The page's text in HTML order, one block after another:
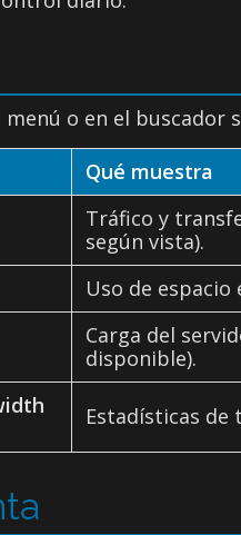
menú o en el buscador
Qué muestra
Tráfico y
según vista).
Uso de espacio
Carga del
disponible).
Estadísticas